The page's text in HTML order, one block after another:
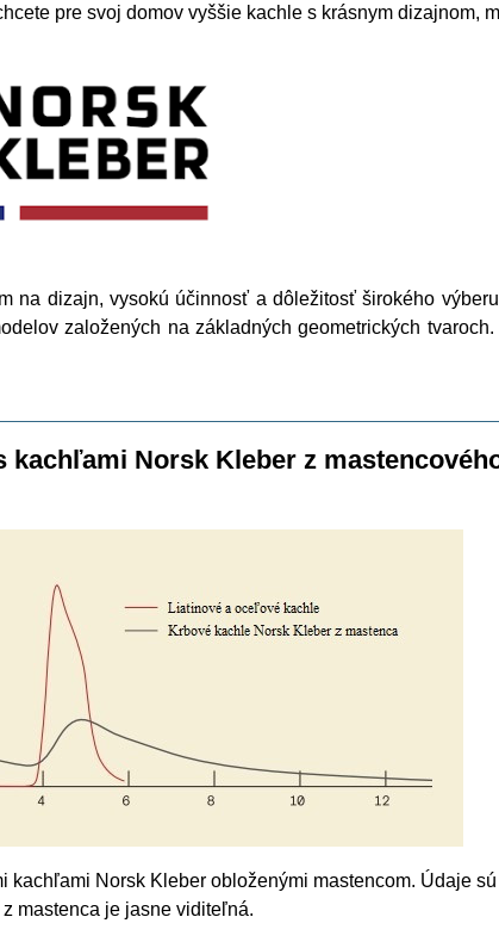
pre svoj domov vyššie kachle s krásnym dizajnom,
na dizajn, vysokú účinnosť a dôležitosť širokého
založených na základných geometrických
Norsk Kleber z
kachľami Norsk Kleber obloženými mastencom. Údaje
mastenca je jasne viditeľná.